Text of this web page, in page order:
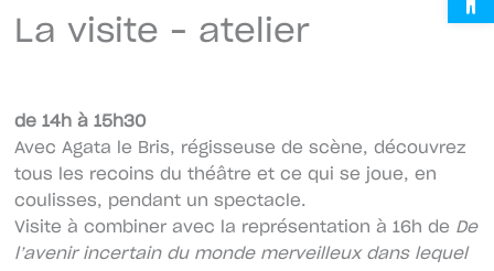
La visite – atelier
de 14h à 15h30
Avec Agata le Bris, régisseuse de scène, découvrez
tous les recoins du théâtre et ce qui se joue, en
coulisses, pendant un spectacle.
Visite à combiner avec la représentation à 16h de De
l’avenir incertain du monde merveilleux dans lequel